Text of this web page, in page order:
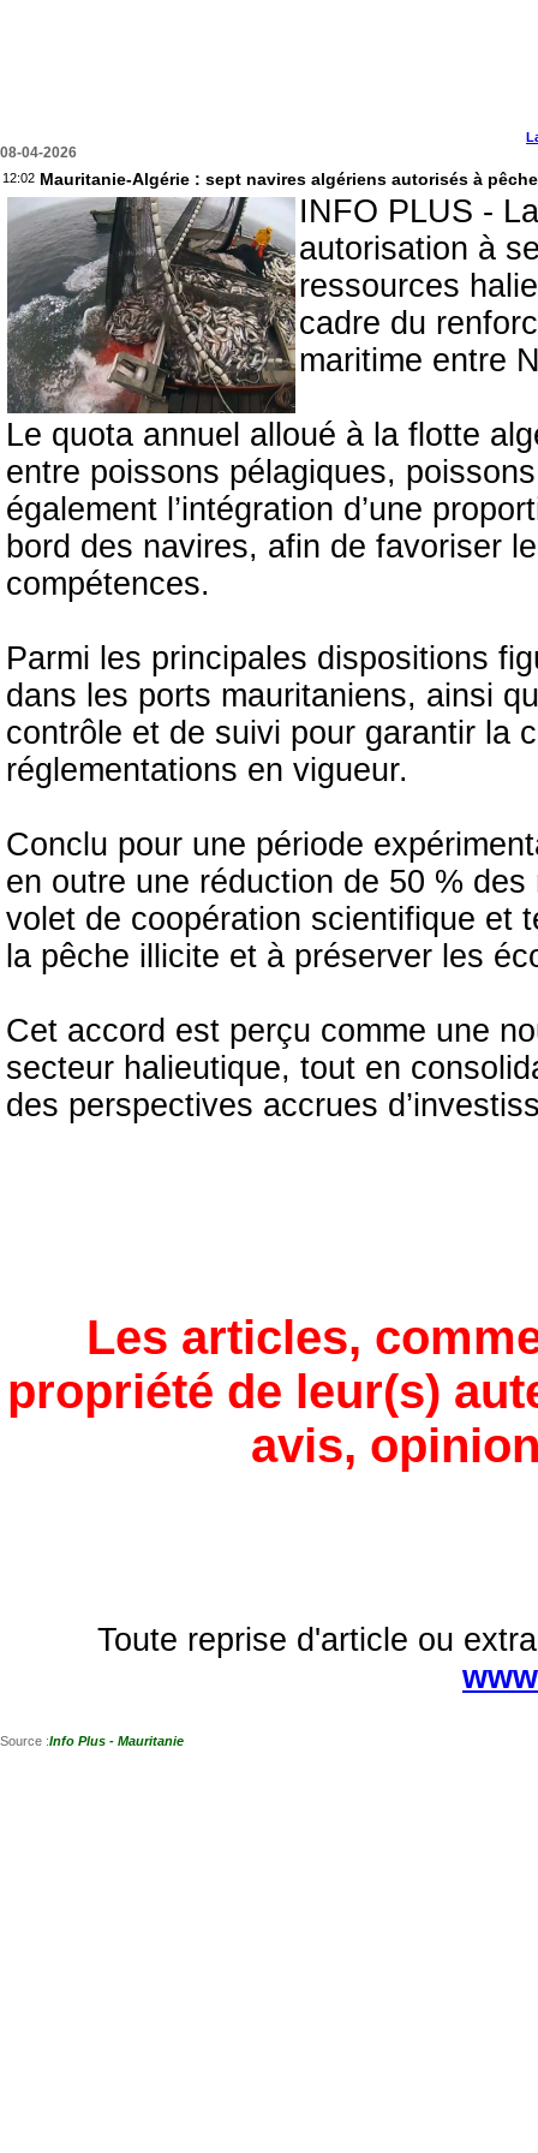
08-04-2026
12:02 Mauritanie-Algérie : sept navires algériens autorisés à
INFO PLUS -
autorisation à
ressources
cadre du
maritime entre
Le quota annuel alloué à la flotte
entre poissons pélagiques,
également l’intégration d’une
bord des navires, afin de favoriser
compétences.
Parmi les principales dispositions
dans les ports mauritaniens, ainsi
contrôle et de suivi pour garantir la
réglementations en vigueur.
Conclu pour une période
en outre une réduction de 50 %
volet de coopération scientifique et
la pêche illicite et à préserver les
Cet accord est perçu comme une
secteur halieutique, tout en
des perspectives accrues
Les articles,
propriété de leur(s)
avis,
Toute reprise d'article ou
Source :Info Plus - Mauritanie